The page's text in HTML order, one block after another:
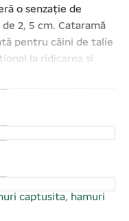
o senzație de
2, 5 cm. Cataramă
pentru câini de talie
la ridicarea și
câinelui. Nu
animalelor.
M/L 69- 80 cm
captusita, hamuri